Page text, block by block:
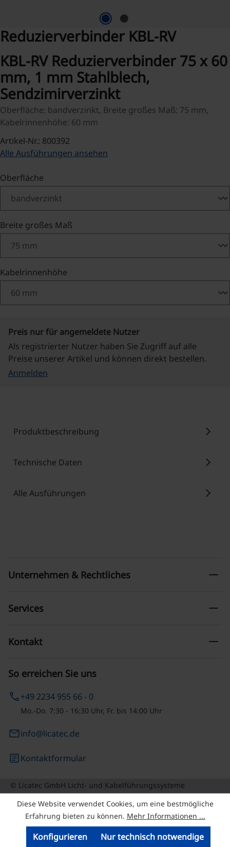
Reduzierverbinder KBL-RV
KBL-RV Reduzierverbinder 75 x 60
mm, 1 mm Stahlblech,
Sendzimirverzinkt
Oberfläche: bandverzinkt, Breite großes Maß: 75 mm,
Kabelrinnenhöhe: 60 mm
Artikel-Nr.: 800392
Alle Ausführungen ansehen
Oberfläche
Breite großes Maß
Kabelrinnenhöhe
Preis nur für angemeldete Nutzer
Als registrierter Nutzer haben Sie Zugriff auf alle
Preise unserer Artikel und können direkt bestellen.
Anmelden
Produktbeschreibung chevron_right
Technische Daten chevron_right
Alle Ausführungen chevron_right
So erreichen Sie uns
phone+49 2234 955 66 - 0
Mo.-Do. 7:30 - 16:30 Uhr, Fr. bis 14:00 Uhr
emailinfo@licatec.de
articleKontaktformular
Unternehmen & Rechtliches remove
Services remove
Kontakt remove
© Licatec GmbH Licht- und Kabelführungssysteme
Diese Website verwendet Cookies, um eine bestmögliche
Erfahrung bieten zu können. Mehr Informationen ...
Nur technisch notwendige
Konfigurieren